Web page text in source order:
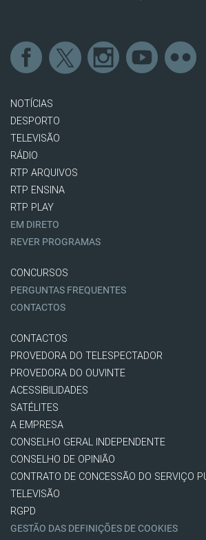
NOTÍCIAS
DESPORTO
TELEVISÃO
RÁDIO
RTP ARQUIVOS
RTP ENSINA
RTP PLAY
EM DIRETO
REVER PROGRAMAS
CONCURSOS
PERGUNTAS FREQUENTES
CONTACTOS
CONTACTOS
PROVEDORA DO TELESPECTADOR
PROVEDORA DO OUVINTE
ACESSIBILIDADES
SATÉLITES
A EMPRESA
CONSELHO GERAL INDEPENDENTE
CONSELHO DE OPINIÃO
CONTRATO DE CONCESSÃO DO SERVIÇO
TELEVISÃO
RGPD
GESTÃO DAS DEFINIÇÕES DE COOKIES